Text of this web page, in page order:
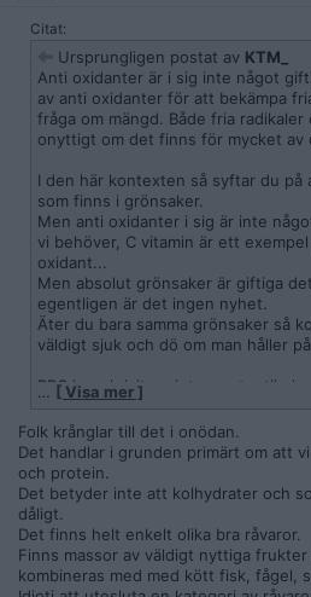
Citat:
Ursprungligen postat av KTM_
Anti oxidanter är i sig inte något
av anti oxidanter för att bekämpa
fråga om mängd. Både fria
onyttigt om det finns för mycket av
I den här kontexten så syftar du på
som finns i grönsaker.
Men anti oxidanter i sig är inte
vi behöver, C vitamin är ett
oxidant...
Men absolut grönsaker är giftiga
egentligen är det ingen nyhet.
Äter du bara samma grönsaker så
väldigt sjuk och dö om man håller
BBC har skrivit en intessant artikel
dess inverkan på hjärnan..
Har inte fakta granskat den själv,
vegan kost vår intelligens negativt
alzheimers och diabetes. Om det
tillräckligt för att fråga sig hur bra
är?
Eller faktumet att man inte ska äta
graviditeten eftersom det är rätt
kommer få missbildningar och
Är det inte så tillochmed att
… [ Visa mer ]
Folk krånglar till det i onödan.
Det handlar i grunden primärt om att
och protein.
Det betyder inte att kolhydrater och
dåligt.
Det finns helt enkelt olika bra råvaror.
Finns massor av väldigt nyttiga
kombineras med med kött fisk, fågel,